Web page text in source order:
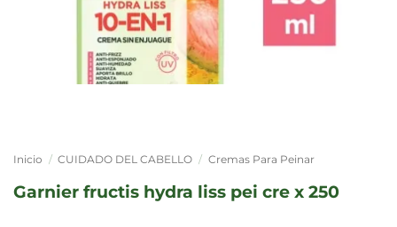
Inicio / CUIDADO DEL CABELLO / Cremas Para Peinar
garnier fructis hydra liss pei cre x 250